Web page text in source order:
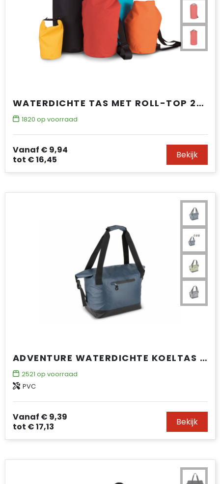
WATERDICHTE TAS MET ROLL-TOP 20 L
1820 op voorraad
Vanaf € 9,94
tot € 16,45 Bekijk
ADVENTURE WATERDICHTE KOELTAS IPX6
2521 op voorraad
PVC
Vanaf € 9,39
tot € 17,13 Bekijk